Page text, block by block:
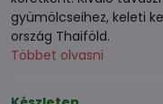
gyümölcseihez, keleti
ország Thaiföld.
Többet olvasni